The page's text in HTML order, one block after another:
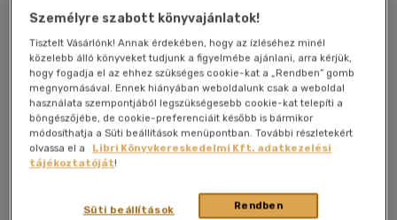
Kívánságlistához adom
Személyre szabott könyvajánlatok!
Tisztelt Vásárlónk! Annak érdekében, hogy az ízléséhez minél
közelebb álló könyveket tudjunk a figyelmébe ajánlani, arra kérjük,
hogy fogadja el az ehhez szükséges cookie-kat a „Rendben” gomb
megnyomásával. Ennek hiányában weboldalunk csak a weboldal
használata szempontjából legszükségesebb cookie-kat telepíti a
böngészőjébe, de cookie-preferenciáit később is bármikor
módosíthatja a Süti beállítások menüpontban. További részletekért
olvassa el a
Libri Könyvkereskedelmi Kft. adatkezelési
tájékoztatóját!
Rendben
Süti beállítások